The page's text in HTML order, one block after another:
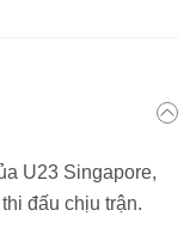
U23 Singapore,
đấu chịu trận.